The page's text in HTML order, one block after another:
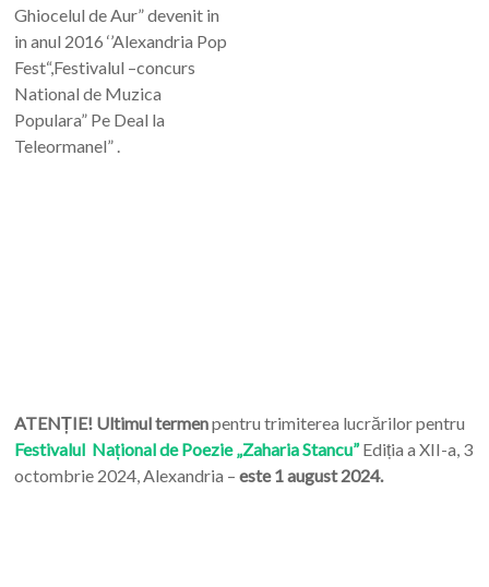
Ghiocelul de Aur” devenit in
in anul 2016 ‘’Alexandria Pop
Fest“,Festivalul –concurs
National de Muzica
Populara” Pe Deal la
Teleormanel” .
ATENȚIE! Ultimul termenpentru trimiterea lucrărilor pentru
Festivalul Național de Poezie „Zaharia Stancu”Ediția a XII-a, 3
octombrie 2024, Alexandria – este 1 august 2024.